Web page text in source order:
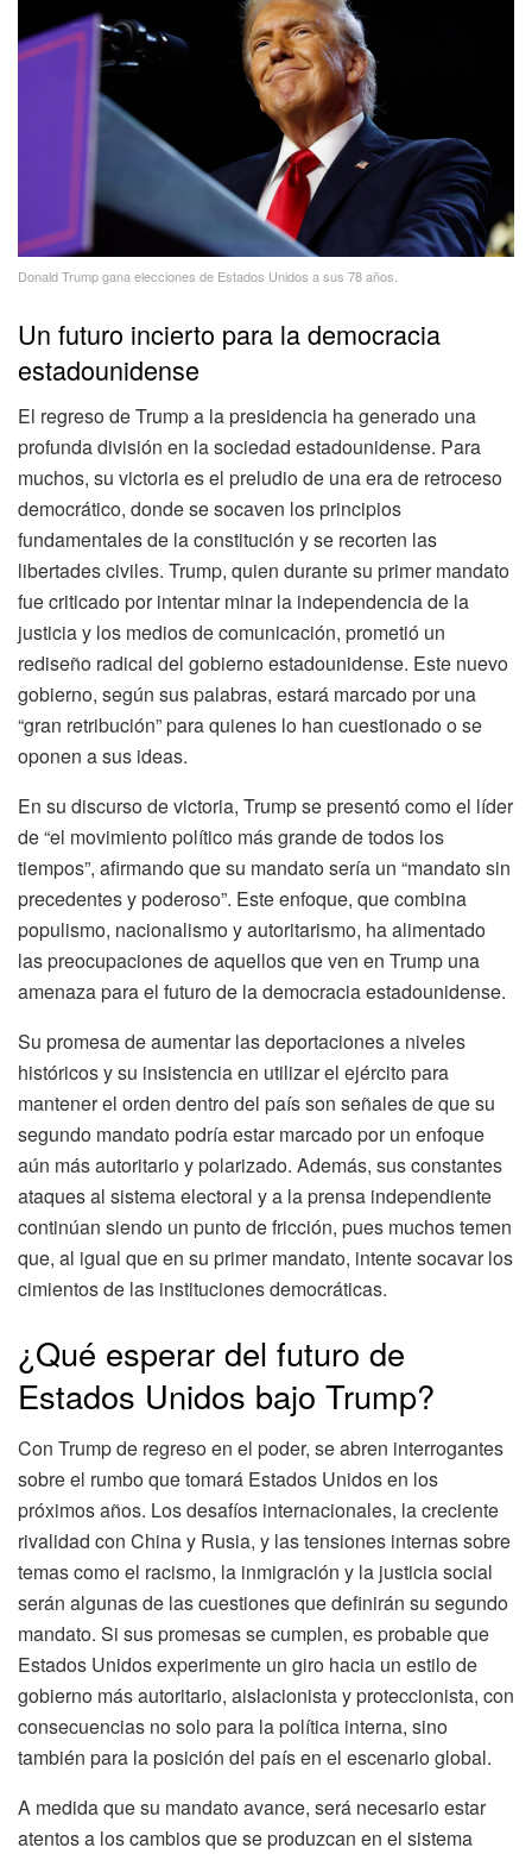
Donald Trump gana elecciones de Estados Unidos a sus 78 años.
Un futuro incierto para la democracia
estadounidense
El regreso de Trump a la presidencia ha generado una
profunda división en la sociedad estadounidense. Para
muchos, su victoria es el preludio de una era de retroceso
democrático, donde se socaven los principios
fundamentales de la constitución y se recorten las
libertades civiles. Trump, quien durante su primer mandato
fue criticado por intentar minar la independencia de la
justicia y los medios de comunicación, prometió un
rediseño radical del gobierno estadounidense. Este nuevo
gobierno, según sus palabras, estará marcado por una
“gran retribución” para quienes lo han cuestionado o se
oponen a sus ideas.
En su discurso de victoria, Trump se presentó como el líder
de “el movimiento político más grande de todos los
tiempos”, afirmando que su mandato sería un “mandato sin
precedentes y poderoso”. Este enfoque, que combina
populismo, nacionalismo y autoritarismo, ha alimentado
las preocupaciones de aquellos que ven en Trump una
amenaza para el futuro de la democracia estadounidense.
Su promesa de aumentar las deportaciones a niveles
históricos y su insistencia en utilizar el ejército para
mantener el orden dentro del país son señales de que su
segundo mandato podría estar marcado por un enfoque
aún más autoritario y polarizado. Además, sus constantes
ataques al sistema electoral y a la prensa independiente
continúan siendo un punto de fricción, pues muchos temen
que, al igual que en su primer mandato, intente socavar los
cimientos de las instituciones democráticas.
¿Qué esperar del futuro de
Estados Unidos bajo Trump?
Con Trump de regreso en el poder, se abren interrogantes
sobre el rumbo que tomará Estados Unidos en los
próximos años. Los desafíos internacionales, la creciente
rivalidad con China y Rusia, y las tensiones internas sobre
temas como el racismo, la inmigración y la justicia social
serán algunas de las cuestiones que definirán su segundo
mandato. Si sus promesas se cumplen, es probable que
Estados Unidos experimente un giro hacia un estilo de
gobierno más autoritario, aislacionista y proteccionista, con
consecuencias no solo para la política interna, sino
también para la posición del país en el escenario global.
A medida que su mandato avance, será necesario estar
atentos a los cambios que se produzcan en el sistema